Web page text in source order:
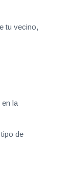
tu vecino,
la
de